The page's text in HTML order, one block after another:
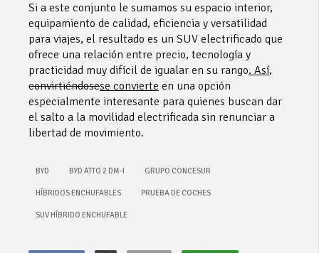
Si a este conjunto le sumamos su espacio interior,
equipamiento de calidad, eficiencia y versatilidad
para viajes, el resultado es un SUV electrificado que
ofrece una relación entre precio, tecnología y
practicidad muy difícil de igualar en su rango. Así,
convirtiéndosese convierte en una opción
especialmente interesante para quienes buscan dar
el salto a la movilidad electrificada sin renunciar a
libertad de movimiento.
BYD BYD ATTO 2 DM-I GRUPO CONCESUR
HÍBRIDOS ENCHUFABLES PRUEBA DE COCHES
SUV HÍBRIDO ENCHUFABLE